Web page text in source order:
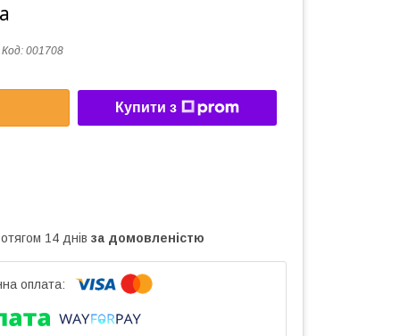
Код: 001708
Купити з
14 днів за домовленістю